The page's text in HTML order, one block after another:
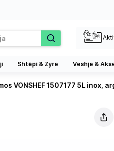
Shtëpi & Zyre Veshje &
VONSHEF 1507177 5L inox,